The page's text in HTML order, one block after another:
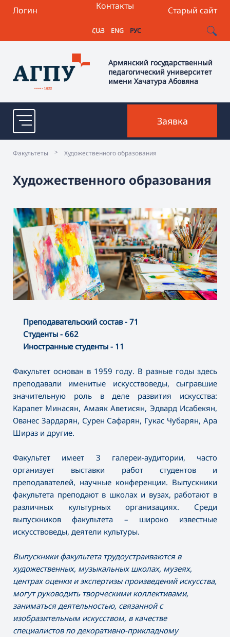
Логин Старый сайт
Контакты
ՀԱՅ ENG РУС
Армянский государственный
педагогический университет
имени Хачатура Абовяна
Заявка
Факультеты > Художественного образования
Художественного образования
Преподавательский состав - 71
Студенты - 662
Иностранные студенты - 11
Факультет основан в 1959 году. В разные годы здесь
преподавали именитые искусствоведы, сыгравшие
значительную роль в деле развития искусства:
Карапет Минасян, Амаяк Аветисян, Эдвард Исабекян,
Ованес Зардарян, Сурен Сафарян, Гукас Чубарян, Ара
Шираз и другие.
Факультет имеет 3 галереи-аудитории, часто
организует выставки работ студентов и
преподавателей, научные конференции. Выпускники
факультета преподают в школах и вузах, работают в
различных культурных организациях. Среди
выпускников факультета – широко известные
искусствоведы, деятели культуры.
Выпускники факультета трудоустраиваются в
художественных, музыкальных школах, музеях,
центрах оценки и экспертизы произведений искусства,
могут руководить творческими коллективами,
заниматься деятельностью, связанной с
изобразительным искусством, в качестве
специалистов по декоративно-прикладному